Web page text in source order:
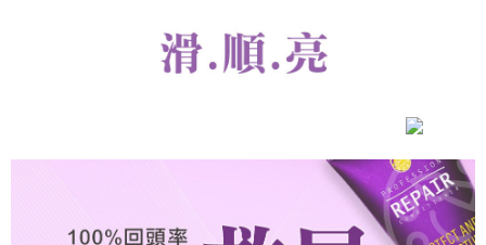
每筆NT$85，滿NT$499(含以上)免運費
每筆NT$85，滿NT$499(含以上)免運費